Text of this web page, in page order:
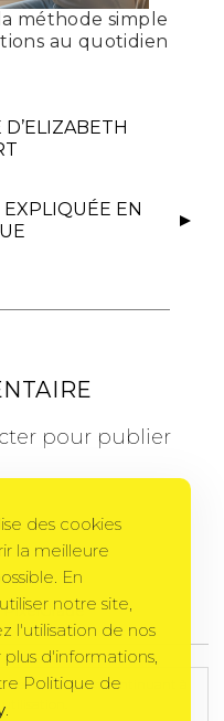
méthode simple
au quotidien
EN
pour publier
PixelGrade
des cookies
la meilleure
En
notre site,
l'utilisation de nos
d'informations,
Politique de
.
cookies. En continuant à